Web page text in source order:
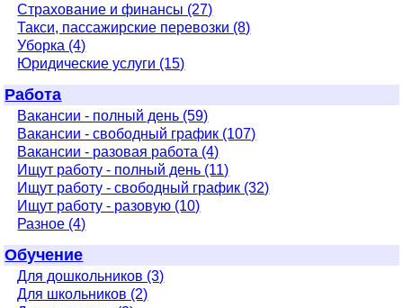
Страхование и финансы (27)
Такси, пассажирские перевозки (8)
Уборка (4)
Юридические услуги (15)
Работа
Вакансии - полный день (59)
Вакансии - свободный график (107)
Вакансии - разовая работа (4)
Ищут работу - полный день (11)
Ищут работу - свободный график (32)
Ищут работу - разовую (10)
Разное (4)
Обучение
Для дошкольников (3)
Для школьников (2)